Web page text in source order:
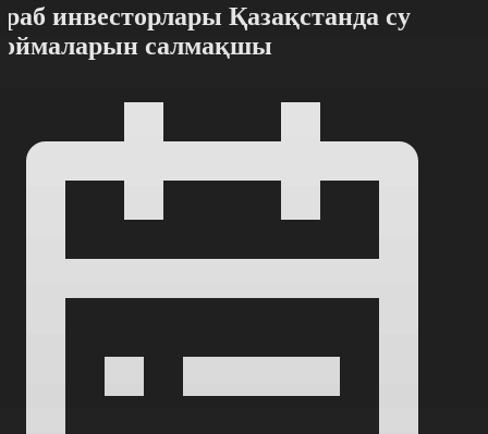
инвесторлары Қазақстанда су
салмақшы